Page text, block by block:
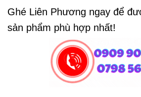
Ghé Liên Phương ngay để
sản phẩm phù hợp nhất!